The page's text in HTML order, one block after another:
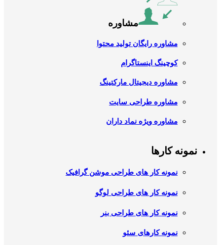
مشاوره
مشاوره رایگان تولید محتوا
کوچینگ اینستاگرام
مشاوره دیجیتال مارکتینگ
مشاوره طراحی سایت
مشاوره ویژه نماد داران
نمونه کارها
نمونه کار های طراحی موشن گرافیک
نمونه کار های طراحی لوگو
نمونه کار های طراحی بنر
نمونه کارهای سئو